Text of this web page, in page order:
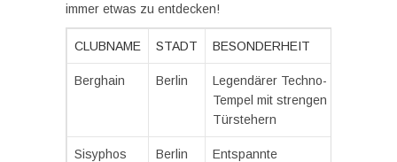
immer etwas zu entdecken!
CLUBNAME STADT BESONDERHEIT
Berghain Berlin
Legendärer Techno-
Tempel mit strengen
Türstehern
Sisyphos Berlin
Entspannte